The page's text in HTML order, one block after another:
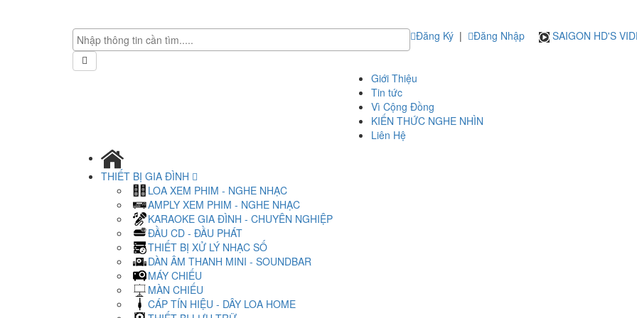
Đăng Ký | Đăng Nhập SAIGON HD'S
Giới Thiệu
Tin tức
Vì Cộng Đồng
KIẾN THỨC NGHE NHÌN
Liên Hệ
THIẾT BỊ GIA ĐÌNH
LOA XEM PHIM - NGHE NHẠC
AMPLY XEM PHIM - NGHE NHẠC
KARAOKE GIA ĐÌNH - CHUYÊN NGHIỆP
ĐẦU CD - ĐẦU PHÁT
THIẾT BỊ XỬ LÝ NHẠC SỐ
DÀN ÂM THANH MINI - SOUNDBAR
MÁY CHIẾU
MÀN CHIẾU
CÁP TÍN HIỆU - DÂY LOA HOME